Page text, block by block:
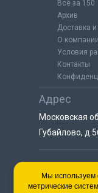
Всё за 150
Архив
Доставка и
О компании
Условия
Контакты
Адрес
Московская
Губайлово,
8
Мы используем
метрические